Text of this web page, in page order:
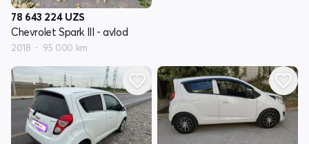
78 643 224 UZS
Chevrolet Spark III - avlod
2018 95 000 km